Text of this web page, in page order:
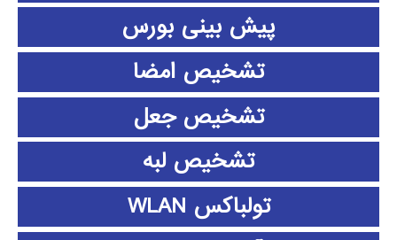
پیش بینی بورس
تشخیص امضا
تشخیص جعل
تشخیص لبه
تولباکس WLAN